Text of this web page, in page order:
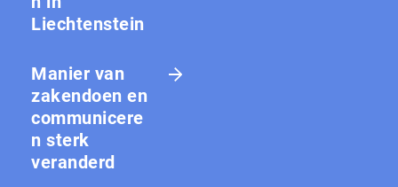
Liechtenstein
Manier van
zakendoen en
communicere
n sterk
veranderd